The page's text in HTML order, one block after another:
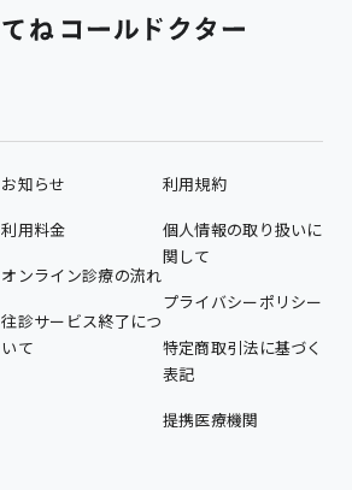
お知らせ
利用料金
オンライン診療の流れ
往診サービス終了につ
いて
利用規約
個人情報の取り扱いに
関して
プライバシーポリシー
特定商取引法に基づく
表記
提携医療機関